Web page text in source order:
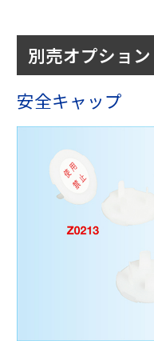
別売オプション
安全キャップ